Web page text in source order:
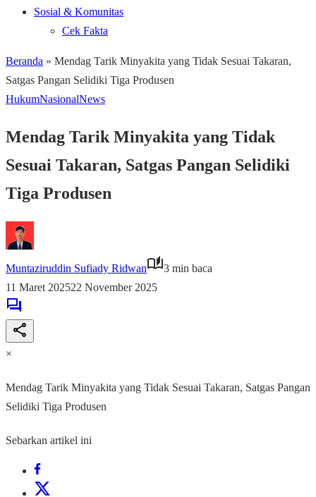
Sosial & Komunitas
Cek Fakta
Beranda » Mendag Tarik Minyakita yang Tidak Sesuai Takaran,
Satgas Pangan Selidiki Tiga Produsen
HukumNasionalNews
Mendag Tarik Minyakita yang Tidak
Sesuai Takaran, Satgas Pangan Selidiki
Tiga Produsen
Muntaziruddin Sufiady Ridwan
3 min baca
11 Maret 202522 November 2025
×
Mendag Tarik Minyakita yang Tidak Sesuai Takaran, Satgas Pangan
Selidiki Tiga Produsen
Sebarkan artikel ini